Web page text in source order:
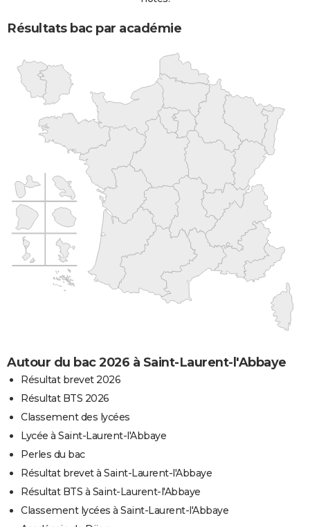
Résultats bac par académie
Autour du bac 2026 à Saint-Laurent-l'Abbaye
Résultat brevet 2026
Résultat BTS 2026
Classement des lycées
Lycée à Saint-Laurent-l'Abbaye
Perles du bac
Résultat brevet à Saint-Laurent-l'Abbaye
Résultat BTS à Saint-Laurent-l'Abbaye
Classement lycées à Saint-Laurent-l'Abbaye